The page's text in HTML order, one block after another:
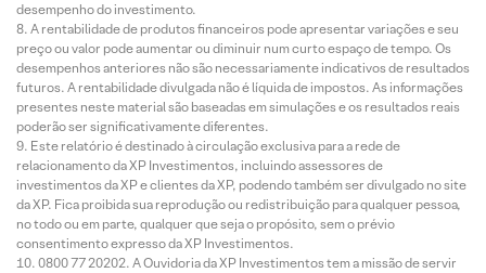
desempenho do investimento.
A rentabilidade de produtos financeiros pode apresentar variações e seu
preço ou valor pode aumentar ou diminuir num curto espaço de tempo. Os
desempenhos anteriores não são necessariamente indicativos de resultados
futuros. A rentabilidade divulgada não é líquida de impostos. As informações
presentes neste material são baseadas em simulações e os resultados reais
poderão ser significativamente diferentes.
Este relatório é destinado à circulação exclusiva para a rede de
relacionamento da XP Investimentos, incluindo assessores de
investimentos da XP e clientes da XP, podendo também ser divulgado no site
da XP. Fica proibida sua reprodução ou redistribuição para qualquer pessoa,
no todo ou em parte, qualquer que seja o propósito, sem o prévio
consentimento expresso da XP Investimentos.
0800 77 20202. A Ouvidoria da XP Investimentos tem a missão de servir